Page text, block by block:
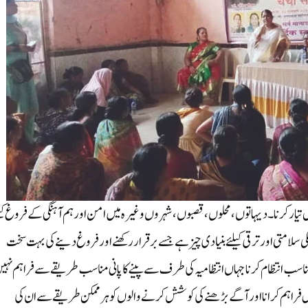
تیار کرنا۔دیہاتوں، محلوں، قصبوں، شہروں وغیرہ میں امن اور ہم آہنگی کے فروغ
سلامتی اور ترقی کیلئے بنیادی چیز ہے جسے برقرار رکھنے اور فروغ دینے کی بہت سخت
انتظام کرنا جہاں انتظامیہ کی طرف سے پینے کا پانی مناسب طریقے سے فراہم
کرانا اور آگے بڑھنے کی کوشش کرنے والوں کو ہر ممکن طریقے سے ان کی